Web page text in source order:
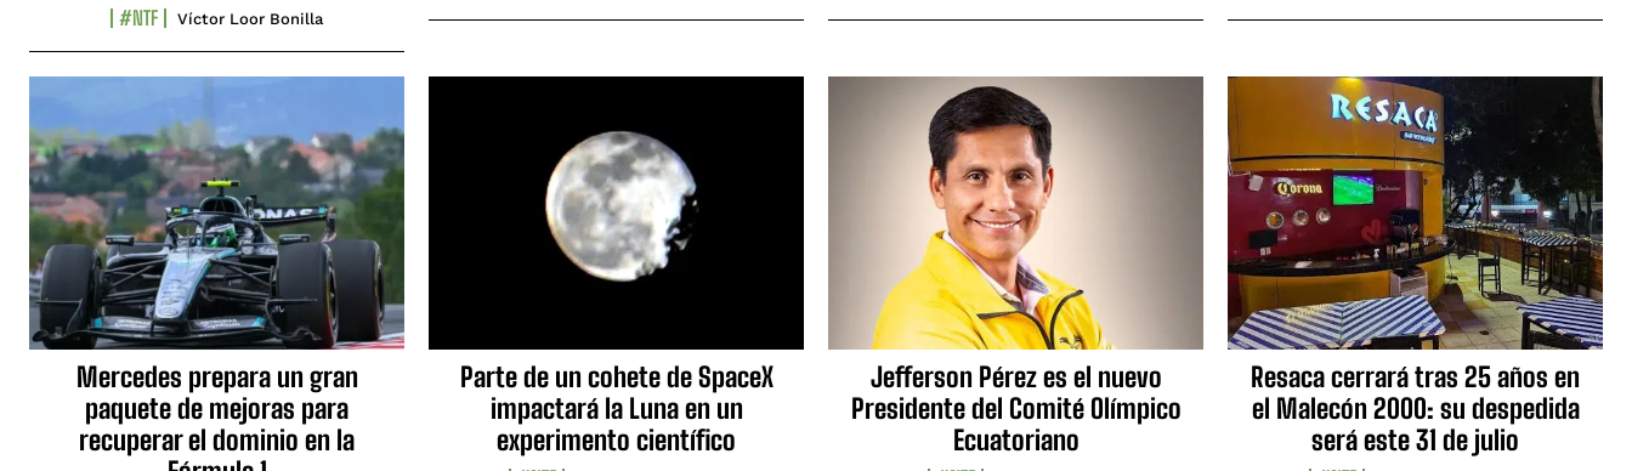
#NTF Víctor Loor Bonilla
Mercedes prepara un gran
paquete de mejoras para
recuperar el dominio en la
Parte de un cohete de SpaceX
impactará la Luna en un
experimento científico
Jefferson Pérez es el nuevo
Presidente del Comité Olímpico
Ecuatoriano
Resaca cerrará tras 25 años en
el Malecón 2000: su despedida
será este 31 de julio